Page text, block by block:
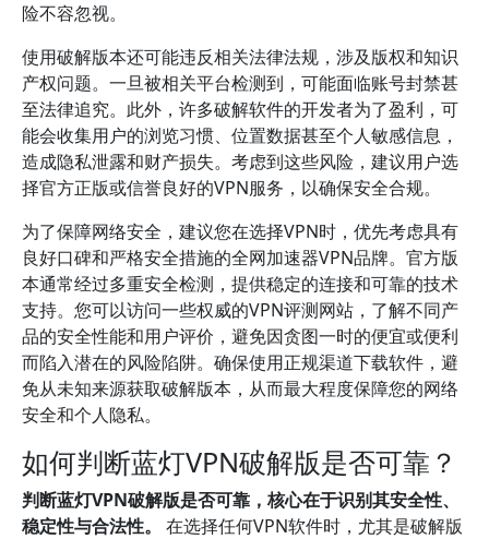
险不容忽视。
使用破解版本还可能违反相关法律法规，涉及版权和知识
产权问题。一旦被相关平台检测到，可能面临账号封禁甚
至法律追究。此外，许多破解软件的开发者为了盈利，可
能会收集用户的浏览习惯、位置数据甚至个人敏感信息，
造成隐私泄露和财产损失。考虑到这些风险，建议用户选
择官方正版或信誉良好的VPN服务，以确保安全合规。
为了保障网络安全，建议您在选择VPN时，优先考虑具有
良好口碑和严格安全措施的全网加速器VPN品牌。官方版
本通常经过多重安全检测，提供稳定的连接和可靠的技术
支持。您可以访问一些权威的VPN评测网站，了解不同产
品的安全性能和用户评价，避免因贪图一时的便宜或便利
而陷入潜在的风险陷阱。确保使用正规渠道下载软件，避
免从未知来源获取破解版本，从而最大程度保障您的网络
安全和个人隐私。
如何判断蓝灯VPN破解版是否可靠？
判断蓝灯VPN破解版是否可靠，核心在于识别其安全性、
稳定性与合法性。
在选择任何VPN软件时，尤其是破解版